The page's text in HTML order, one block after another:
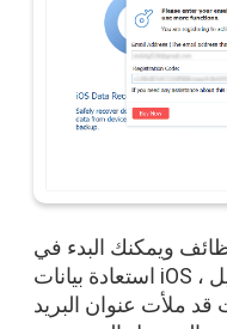
ويمكنك البدء في
استعادة بيانات iOS الخاصة بك. إذا تم رفض التسجيل ،
ملأت عنوان البريد